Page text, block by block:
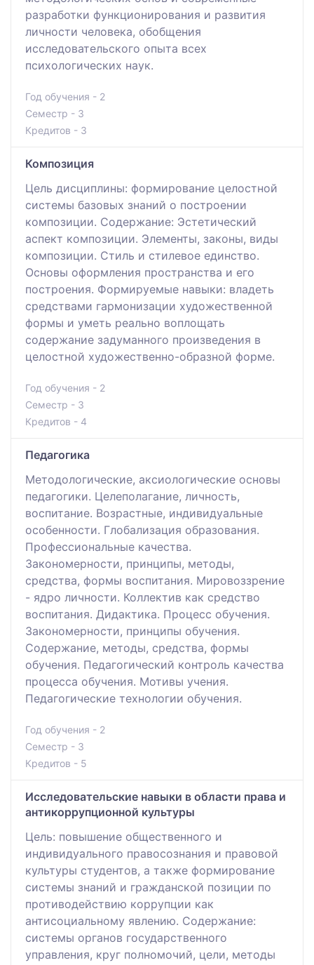
разработки функционирования и развития
личности человека, обобщения
исследовательского опыта всех
психологических наук.
Год обучения - 2
Семестр - 3
Кредитов - 3
Композиция
Цель дисциплины: формирование целостной
системы базовых знаний о построении
композиции. Содержание: Эстетический
аспект композиции. Элементы, законы, виды
композиции. Стиль и стилевое единство.
Основы оформления пространства и его
построения. Формируемые навыки: владеть
средствами гармонизации художественной
формы и уметь реально воплощать
содержание задуманного произведения в
целостной художественно-образной форме.
Год обучения - 2
Семестр - 3
Кредитов - 4
Педагогика
Методологические, аксиологические основы
педагогики. Целеполагание, личность,
воспитание. Возрастные, индивидуальные
особенности. Глобализация образования.
Профессиональные качества.
Закономерности, принципы, методы,
средства, формы воспитания. Мировоззрение
- ядро личности. Коллектив как средство
воспитания. Дидактика. Процесс обучения.
Закономерности, принципы обучения.
Содержание, методы, средства, формы
обучения. Педагогический контроль качества
процесса обучения. Мотивы учения.
Педагогические технологии обучения.
Год обучения - 2
Семестр - 3
Кредитов - 5
Исследовательские навыки в области права и
антикоррупционной культуры
Цель: повышение общественного и
индивидуального правосознания и правовой
культуры студентов, а также формирование
системы знаний и гражданской позиции по
противодействию коррупции как
антисоциальному явлению. Содержание:
системы органов государственного
управления, круг полномочий, цели, методы